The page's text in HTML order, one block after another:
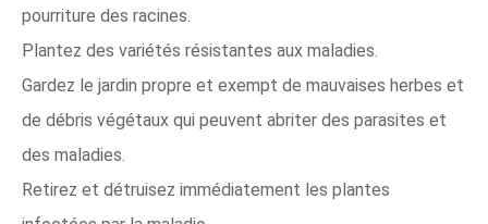
pourriture des racines.
Plantez des variétés résistantes aux maladies.
Gardez le jardin propre et exempt de mauvaises herbes et
de débris végétaux qui peuvent abriter des parasites et
des maladies.
Retirez et détruisez immédiatement les plantes